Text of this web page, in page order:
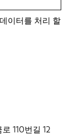
110번길 12
이터를 처리 할